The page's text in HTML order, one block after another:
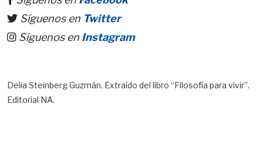
Síguenos en Twitter
Síguenos en Instagram
Delia Steinberg Guzmán. Extraído del libro “Filosofía para vivir”.
Editorial NA.